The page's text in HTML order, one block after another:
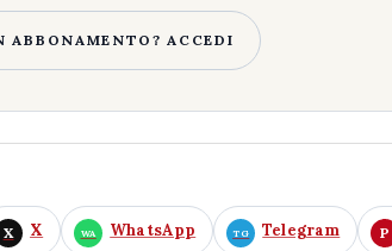
ABBONAMENTO? ACCEDI
X WhatsApp Telegram